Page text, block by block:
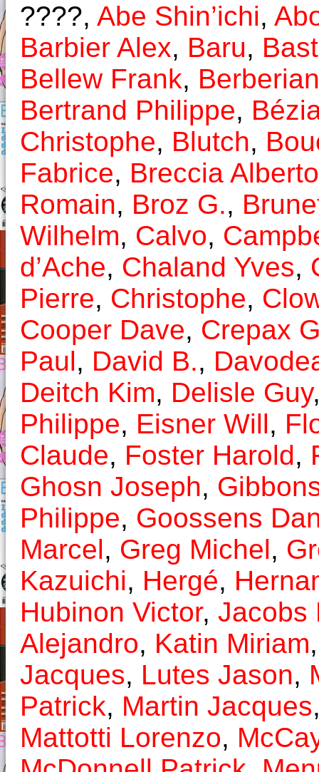
????, Abe Shin’ichi,
Barbier Alex, Baru,
Bellew Frank,
Bertrand Philippe,
Christophe, Blutch,
Fabrice, Breccia Alberto
Romain, Broz G.,
Wilhelm, Calvo,
d’Ache, Chaland Yves,
Pierre, Christophe,
Cooper Dave, Crepax
Paul, David B.,
Deitch Kim, Delisle Guy
Philippe, Eisner Will,
Claude, Foster Harold,
Ghosn Joseph,
Philippe, Goossens
Marcel, Greg Michel,
Kazuichi, Hergé,
Hubinon Victor, Jacobs
Alejandro, Katin Miriam
Jacques, Lutes Jason,
Patrick, Martin Jacques
Mattotti Lorenzo,